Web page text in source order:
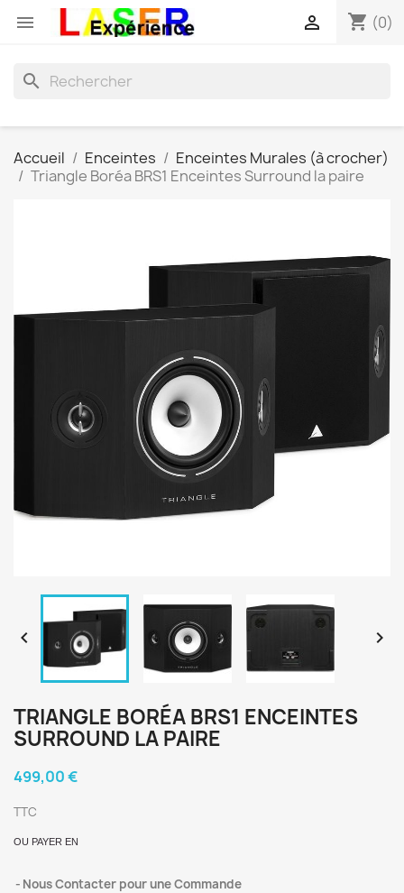
 shopping_cart (0)

search
Accueil Enceintes
Enceintes Murales (à crocher)
Triangle Boréa BRS1 Enceintes Surround la paire
 
TRIANGLE BORÉA BRS1 ENCEINTES
SURROUND LA PAIRE
499,00 €
TTC
OU PAYER EN
Nous Contacter pour une Commande